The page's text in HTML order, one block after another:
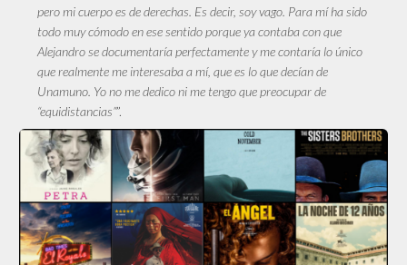
pero mi cuerpo es de derechas. Es decir, soy vago. Para mí ha sido
todo muy cómodo en ese sentido porque ya contaba con que
Alejandro se documentaría perfectamente y me contaría lo único
que realmente me interesaba a mí, que es lo que decían de
Unamuno. Yo no me dedico ni me tengo que preocupar de
“equidistancias””.